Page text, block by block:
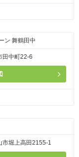
ン 舞鶴田中
田中町22-6
市堀上高田2155-1